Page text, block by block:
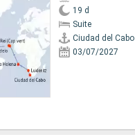
19 d
Suite
Ciudad del Cabo
03/07/2027